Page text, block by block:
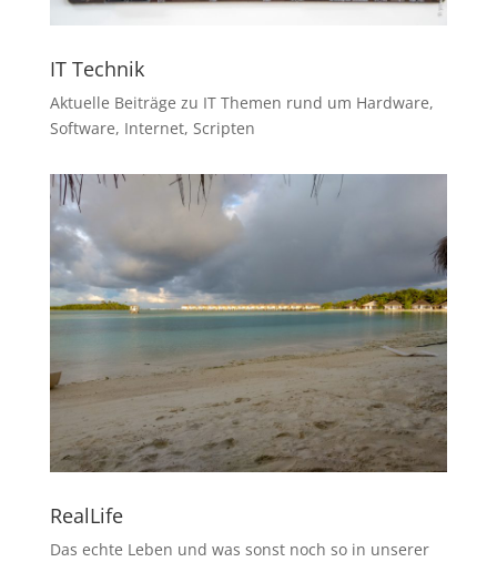
IT Technik
Aktuelle Beiträge zu IT Themen rund um Hardware,
Software, Internet, Scripten
RealLife
Das echte Leben und was sonst noch so in unserer